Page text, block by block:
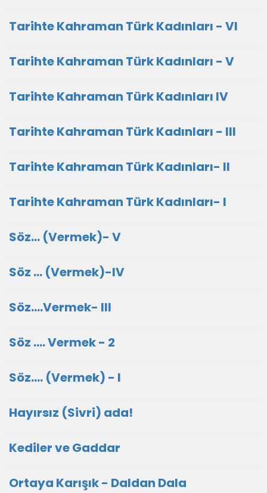
Tarihte Kahraman Türk Kadınları - VI
Tarihte Kahraman Türk Kadınları - V
Tarihte Kahraman Türk Kadınları IV
Tarihte Kahraman Türk Kadınları - III
Tarihte Kahraman Türk Kadınları- II
Tarihte Kahraman Türk Kadınları- I
Söz... (Vermek)- V
Söz ... (Vermek)-IV
Söz....Vermek- III
Söz .... Vermek - 2
Söz.... (Vermek) - I
Hayırsız (Sivri) ada!
Kediler ve Gaddar
Ortaya Karışık - Daldan Dala